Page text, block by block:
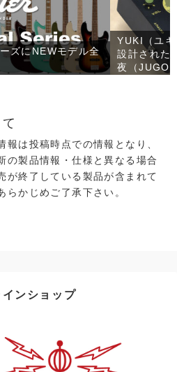
ズにNEWモデル全
YUKI（ユ
設計された
夜（
報は投稿時点での情報となり、
の製品情報・仕様と異なる場合
が終了している製品が含まれて
らかじめご了承下さい。
インショップ